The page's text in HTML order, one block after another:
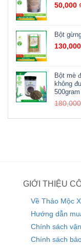
50,000
Bột
130,000
Bột mè
không
500gram
GIỚI THIỆU
Về Thảo Mộc
Hướng dẫn
Chính sách
Chính sách